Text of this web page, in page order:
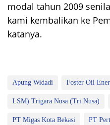
modal tahun 2009
kami kembalikan ke
katanya.
Apung Widadi Foster Oil
LSM) Trigara Nusa (Tri Nusa)
PT Migas Kota Bekasi PT